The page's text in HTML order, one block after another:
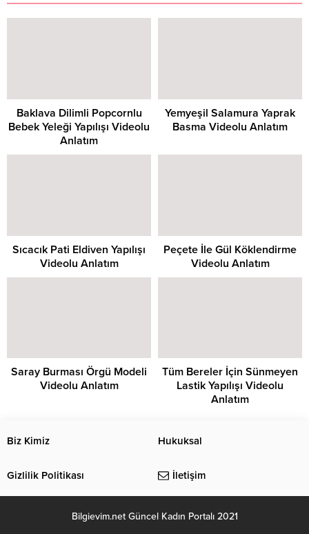
Baklava Dilimli Popcornlu
Bebek Yeleği Yapılışı Videolu
Anlatım
Yemyeşil Salamura Yaprak
Basma Videolu Anlatım
Sıcacık Pati Eldiven Yapılışı
Videolu Anlatım
Peçete İle Gül Köklendirme
Videolu Anlatım
Saray Burması Örgü Modeli
Videolu Anlatım
Tüm Bereler İçin Sünmeyen
Lastik Yapılışı Videolu
Anlatım
Biz Kimiz Hukuksal
Gizlilik Politikası İletişim
Bilgievim.net Güncel Kadın Portalı 2021